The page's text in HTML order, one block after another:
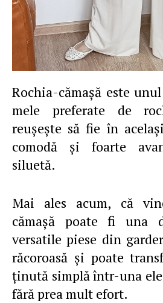
Rochia-cămaşă este unul dintre modelele
mele preferate de
reuşeşte să fie în
comodă şi foarte
siluetă.
Mai ales acum, că
cămaşă poate fi una
versatile piese din
răcoroasă şi poate
ţinută simplă într-una
fără prea mult efort.